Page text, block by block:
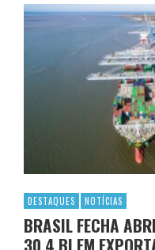
DESTAQUES NOTÍCIAS
BRASIL FECHA